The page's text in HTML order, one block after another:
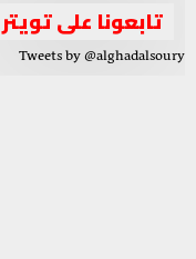
تابعونا على تويتر
Tweets by @alghadalsoury